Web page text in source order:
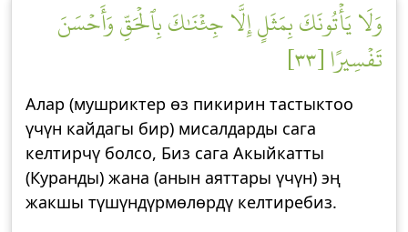
وَلَا يَأۡتُونَكَ بِمَثَلٍ إِلَّا جِئۡنَٰكَ بِٱلۡحَقِّ وَأَحۡسَنَ
تَفۡسِيرًا [٣٣]
Алар (мушриктер өз пикирин тастыктоо
үчүн кайдагы бир) мисалдарды сага
келтирчү болсо, Биз сага Акыйкатты
(Куранды) жана (анын аяттары үчүн) эң
жакшы түшүндүрмөлөрдү келтиребиз.